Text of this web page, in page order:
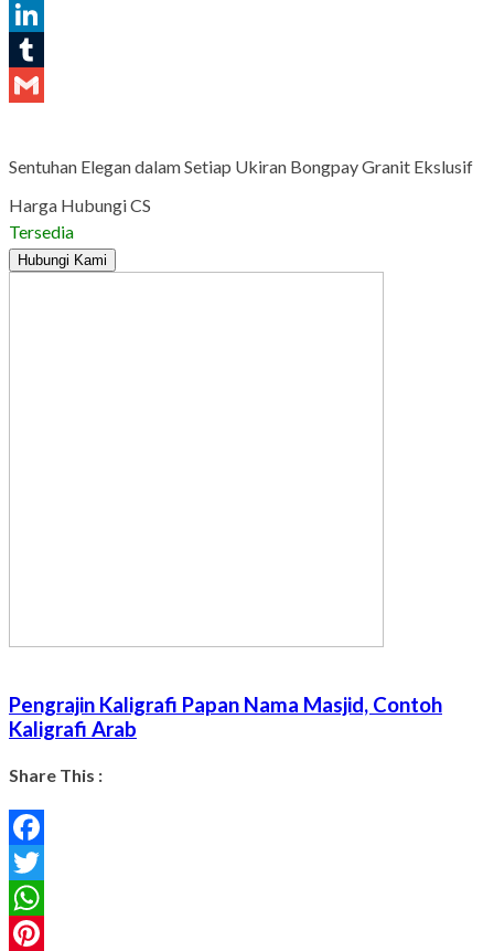
Pinterest
LinkedIn
Tumblr
Sentuhan Elegan dalam Setiap Ukiran Bongpay Granit Ekslusif
Harga Hubungi CS
Tersedia
Hubungi Kami
Pengrajin Kaligrafi Papan Nama Masjid, Contoh
Kaligrafi Arab
Share This :
Facebook
Twitter
WhatsApp